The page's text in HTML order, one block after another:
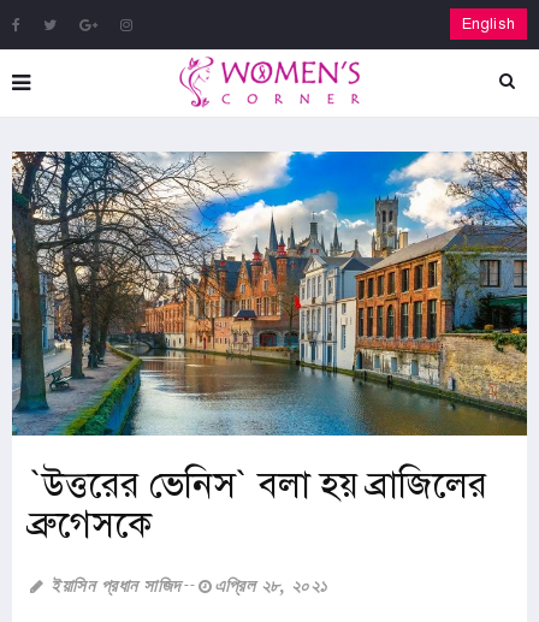
English
‍‍`উত্তরের ভেনিস‍‍` বলা হয় ব্রাজিলের
ব্রুগেসকে
ইয়াসিন প্রধান সাজিদ এপ্রিল ২৮, ২০২১